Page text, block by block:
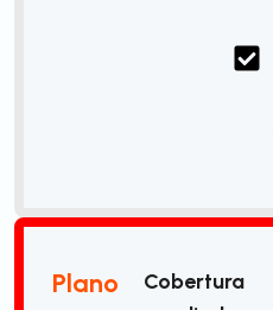
Plano
Cobertura